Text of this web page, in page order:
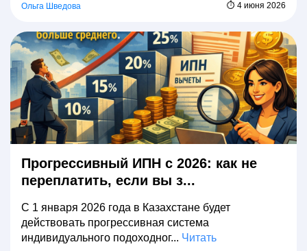
Ольга Шведова ⏱ 4 июня 2026
Прогрессивный ИПН с 2026: как не
переплатить, если вы з...
С 1 января 2026 года в Казахстане будет
действовать прогрессивная система
индивидуального подоходног... Читать